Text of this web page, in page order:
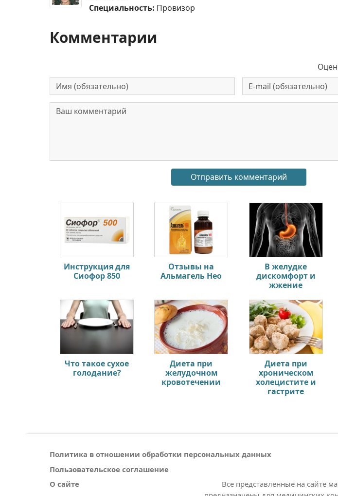
Специальность: Провизор
Комментарии
Инструкция для
Сиофор 850
Отзывы на
Альмагель Нео
В желудке
дискомфорт и
жжение
Что такое сухое
голодание?
Диета при
желудочном
кровотечении
Диета при
хроническом
холецистите и
гастрите
Политика в отношении обработки персональных данных
Пользовательское соглашение
О сайте
Все представленные на сайте